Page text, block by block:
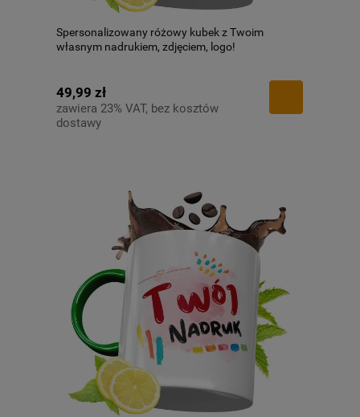
Spersonalizowany różowy kubek z Twoim
własnym nadrukiem, zdjęciem, logo!
49,99 zł
zawiera 23% VAT, bez kosztów
dostawy